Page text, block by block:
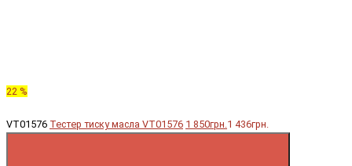
22 %
VT01576 Тестер тиску масла VT01576 1 850грн. 1 436грн.